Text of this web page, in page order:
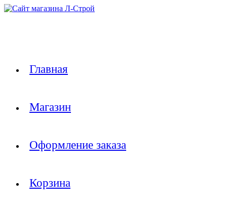
Перейти
Главная
Магазин
Оформление заказа
Корзина